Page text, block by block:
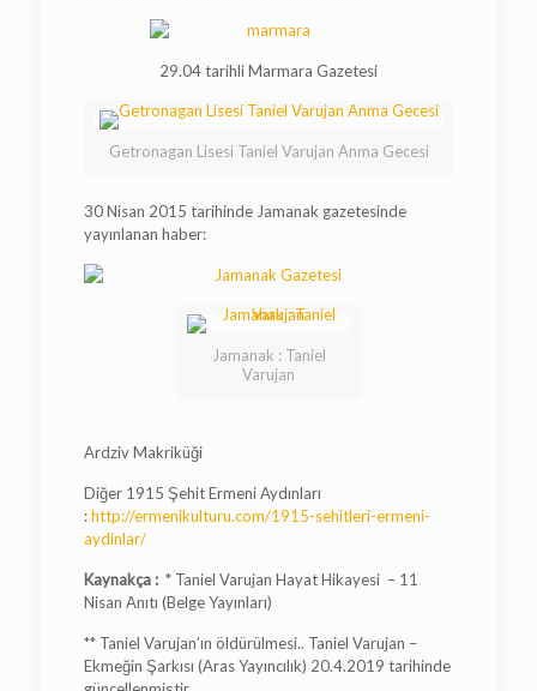
29.04 tarihli Marmara Gazetesi
Getronagan Lisesi Taniel Varujan Anma Gecesi
30 Nisan 2015 tarihinde Jamanak gazetesinde
yayınlanan haber:
Jamanak : Taniel
Varujan
Ardziv Makriküği
Diğer 1915 Şehit Ermeni Aydınları
:http://ermenikulturu.com/1915-sehitleri-ermeni-
aydinlar/
Kaynakça :* Taniel Varujan Hayat Hikayesi – 11
Nisan Anıtı (Belge Yayınları)
** Taniel Varujan’ın öldürülmesi.. Taniel Varujan –
Ekmeğin Şarkısı (Aras Yayıncılık) 20.4.2019 tarihinde